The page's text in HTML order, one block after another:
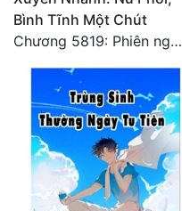
Đông Phương Huyền Huyễn
Đồng Nhân
Cẩu Đạo Trường Sinh
Ngự Thú
Truyện Nam
Bình Tĩnh Một Chút
Chương 5819: Phiên ngoại: Trở lại STARS [HẾT]